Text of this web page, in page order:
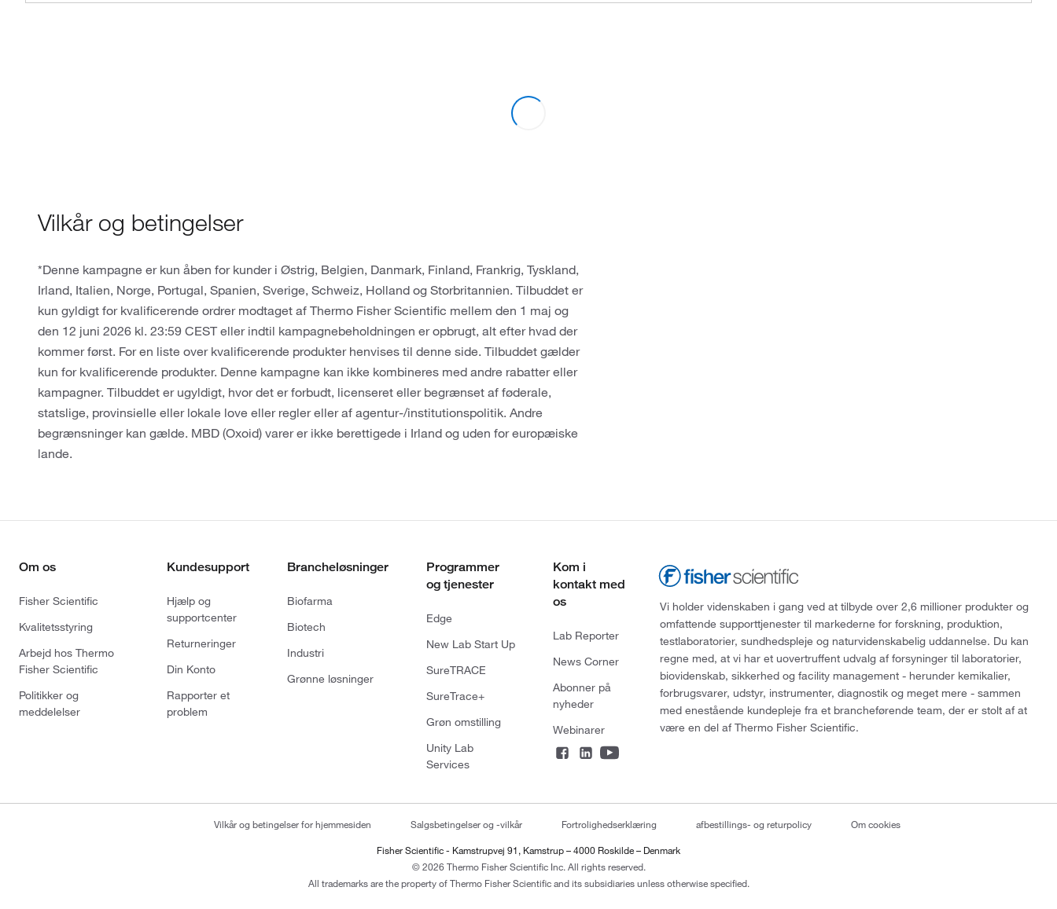
Vilkår og betingelser
*Denne kampagne er kun åben for kunder i Østrig, Belgien, Danmark, Finland, Frankrig, Tyskland,
Irland, Italien, Norge, Portugal, Spanien, Sverige, Schweiz, Holland og Storbritannien. Tilbuddet er
kun gyldigt for kvalificerende ordrer modtaget af Thermo Fisher Scientific mellem den 1 maj og
den 12 juni 2026 kl. 23:59 CEST eller indtil kampagnebeholdningen er opbrugt, alt efter hvad der
kommer først. For en liste over kvalificerende produkter henvises til denne side. Tilbuddet gælder
kun for kvalificerende produkter. Denne kampagne kan ikke kombineres med andre rabatter eller
kampagner. Tilbuddet er ugyldigt, hvor det er forbudt, licenseret eller begrænset af føderale,
statslige, provinsielle eller lokale love eller regler eller af agentur-/institutionspolitik. Andre
begrænsninger kan gælde. MBD (Oxoid) varer er ikke berettigede i Irland og uden for europæiske
lande.
Om os
Fisher Scientific
Kvalitetsstyring
Arbejd hos Thermo
Fisher Scientific
Politikker og
meddelelser
Kundesupport
Hjælp og
supportcenter
Returneringer
Din Konto
Rapporter et
problem
Brancheløsninger
Biofarma
Biotech
Industri
Grønne løsninger
Programmer
og tjenester
Edge
New Lab Start Up
SureTRACE
SureTrace+
Grøn omstilling
Unity Lab
Services
Kom i
kontakt med
os
Lab Reporter
News Corner
Abonner på
nyheder
Webinarer
Vi holder videnskaben i gang ved at tilbyde over 2,6 millioner produkter og
omfattende supporttjenester til markederne for forskning, produktion,
testlaboratorier, sundhedspleje og naturvidenskabelig uddannelse. Du kan
regne med, at vi har et uovertruffent udvalg af forsyninger til laboratorier,
biovidenskab, sikkerhed og facility management - herunder kemikalier,
forbrugsvarer, udstyr, instrumenter, diagnostik og meget mere - sammen
med enestående kundepleje fra et brancheførende team, der er stolt af at
være en del af Thermo Fisher Scientific.
Vilkår og betingelser for hjemmesiden Salgsbetingelser og -vilkår Fortrolighedserklæring afbestillings- og returpolicy Om cookies
Fisher Scientific - Kamstrupvej 91, Kamstrup – 4000 Roskilde – Denmark
© 2026 Thermo Fisher Scientific Inc. All rights reserved.
All trademarks are the property of Thermo Fisher Scientific and its subsidiaries unless otherwise specified.